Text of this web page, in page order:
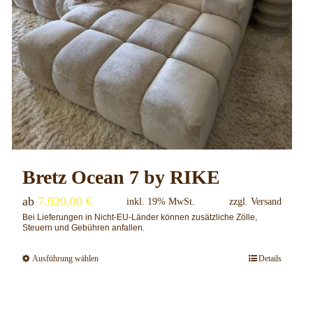
werden
Bretz Ocean 7 by RIKE
ab 7.020,00 € inkl. 19% MwSt. zzgl. Versand
Bei Lieferungen in Nicht-EU-Länder können zusätzliche Zölle,
Steuern und Gebühren anfallen.
Ausführung wählenDieses
Details